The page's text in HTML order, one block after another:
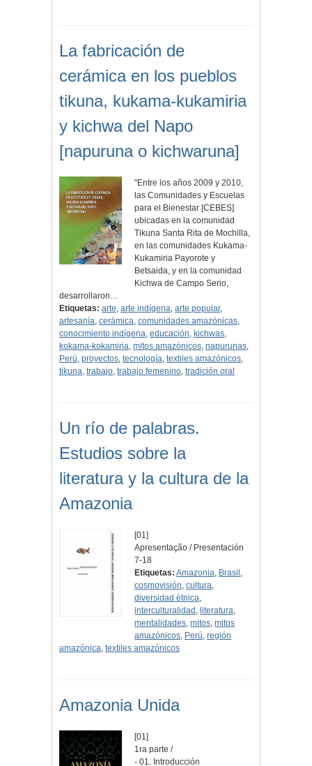
La fabricación de
cerámica en los pueblos
tikuna, kukama-kukamiria
y kichwa del Napo
[napuruna o kichwaruna]
"Entre los años 2009 y 2010,
las Comunidades y Escuelas
para el Bienestar [CEBES]
ubicadas en la comunidad
Tikuna Santa Rita de Mochilla,
en las comunidades Kukama-
Kukamiria Payorote y
Betsaida, y en la comunidad
Kichwa de Campo Serio,
desarrollaron…
Etiquetas: arte, arte indígena, arte popular,
artesanía, cerámica, comunidades amazónicas,
conocimiento indígena, educación, kichwas,
kokama-kokamiria, mitos amazónicos, napurunas,
Perú, proyectos, tecnología, textiles amazónicos,
tikuna, trabajo, trabajo femenino, tradición oral
Un río de palabras.
Estudios sobre la
literatura y la cultura de la
Amazonia
[01]
Apresentação / Presentación
7-18
Etiquetas: Amazonia, Brasil ,
cosmovisión,cultura,
diversidad étnica,
interculturalidad , literatura,
mentalidades,mitos,mitos
amazónicos, Perú,región
amazónica, textiles amazónicos
Amazonia Unida
[01]
1ra parte /
- 01. Introducción